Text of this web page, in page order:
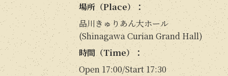
場所（Place）：
品川きゅりあん大ホール
(Shinagawa Curian Grand Hall)
時間（Time）：
Open 17:00/Start 17:30